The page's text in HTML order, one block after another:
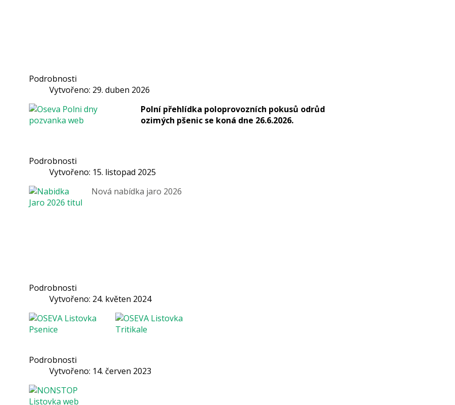
Podrobnosti
Vytvořeno: 29. duben 2026
Polní přehlídka poloprovozních pokusů odrůd
ozimých pšenic se koná dne 26.6.2026.
Podrobnosti
Vytvořeno: 15. listopad 2025
Nová nabídka jaro 2026
Podrobnosti
Vytvořeno: 24. květen 2024
Podrobnosti
Vytvořeno: 14. červen 2023